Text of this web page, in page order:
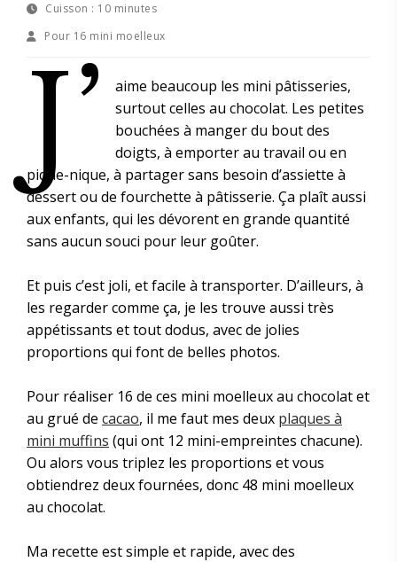
Cuisson : 10 minutes
Pour 16 mini moelleux
J’
aime beaucoup les mini pâtisseries,
surtout celles au chocolat. Les petites
bouchées à manger du bout des
doigts, à emporter au travail ou en
pique-nique, à partager sans besoin d’assiette à
dessert ou de fourchette à pâtisserie. Ça plaît aussi
aux enfants, qui les dévorent en grande quantité
sans aucun souci pour leur goûter.
Et puis c’est joli, et facile à transporter. D’ailleurs, à
les regarder comme ça, je les trouve aussi très
appétissants et tout dodus, avec de jolies
proportions qui font de belles photos.
Pour réaliser 16 de ces mini moelleux au chocolat et
au grué de cacao, il me faut mes deux plaques à
mini muffins (qui ont 12 mini-empreintes chacune).
Ou alors vous triplez les proportions et vous
obtiendrez deux fournées, donc 48 mini moelleux
au chocolat.
Ma recette est simple et rapide, avec des